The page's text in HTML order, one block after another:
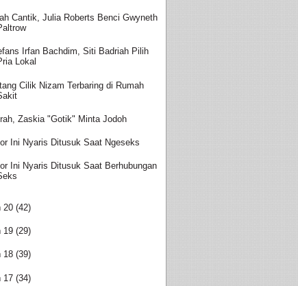
Cantik, Julia Roberts Benci Gwyneth
Irfan Bachdim, Siti Badriah Pilih
Lokal
Cilik Nizam Terbaring di Rumah
Zaskia "Gotik" Minta Jodoh
Ini Nyaris Ditusuk Saat Ngeseks
Ini Nyaris Ditusuk Saat Berhubungan
20 (42)
19 (29)
18 (39)
17 (34)